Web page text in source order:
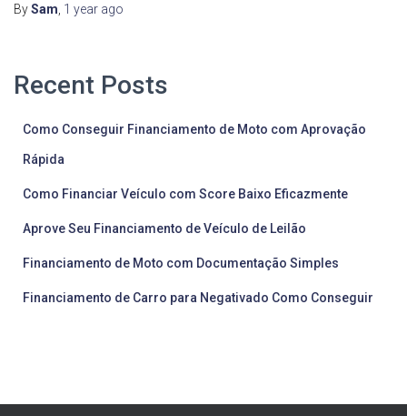
BySam 1 year ago
Recent Posts
Como Conseguir Financiamento de Moto com Aprovação
Rápida
Como Financiar Veículo com Score Baixo Eficazmente
Aprove Seu Financiamento de Veículo de Leilão
Financiamento de Moto com Documentação Simples
Financiamento de Carro para Negativado Como Conseguir